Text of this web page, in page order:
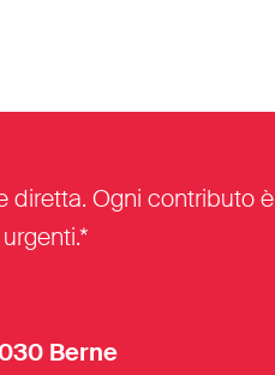
diretta. Ogni contributo è
Berne